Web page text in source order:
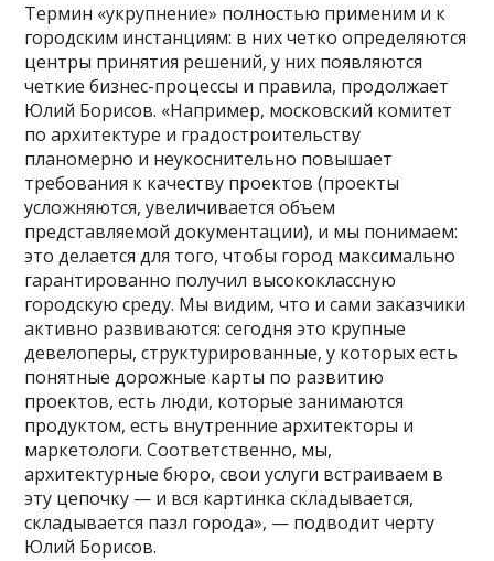
Термин «укрупнение» полностью применим и к
городским инстанциям: в них четко определяются
центры принятия решений, у них появляются
четкие бизнес-процессы и правила, продолжает
Юлий Борисов. «Например, московский комитет
по архитектуре и градостроительству
планомерно и неукоснительно повышает
требования к качеству проектов (проекты
усложняются, увеличивается объем
представляемой документации), и мы понимаем:
это делается для того, чтобы город максимально
гарантированно получил высококлассную
городскую среду. Мы видим, что и сами заказчики
активно развиваются: сегодня это крупные
девелоперы, структурированные, у которых есть
понятные дорожные карты по развитию
проектов, есть люди, которые занимаются
продуктом, есть внутренние архитекторы и
маркетологи. Соответственно, мы,
архитектурные бюро, свои услуги встраиваем в
эту цепочку — и вся картинка складывается,
складывается пазл города», — подводит черту
Юлий Борисов.​